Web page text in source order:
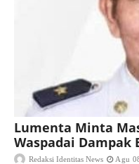
Lumenta Minta
Waspadai Dampak
Redaksi Identitas News Agu